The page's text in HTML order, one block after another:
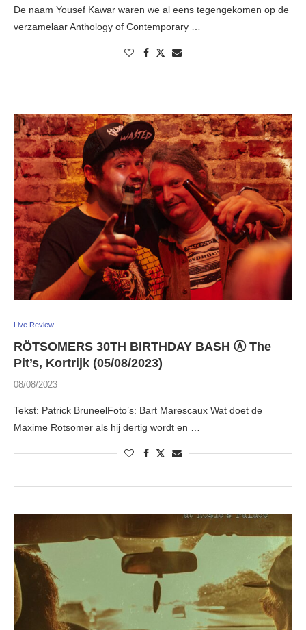
De naam Yousef Kawar waren we al eens tegengekomen op de
verzamelaar Anthology of Contemporary …
Live Review
RÖTSOMERS 30TH BIRTHDAY BASH Ⓐ The
Pit’s, Kortrijk (05/08/2023)
08/08/2023
Tekst: Patrick BruneelFoto’s: Bart Marescaux Wat doet de
Maxime Rötsomer als hij dertig wordt en …